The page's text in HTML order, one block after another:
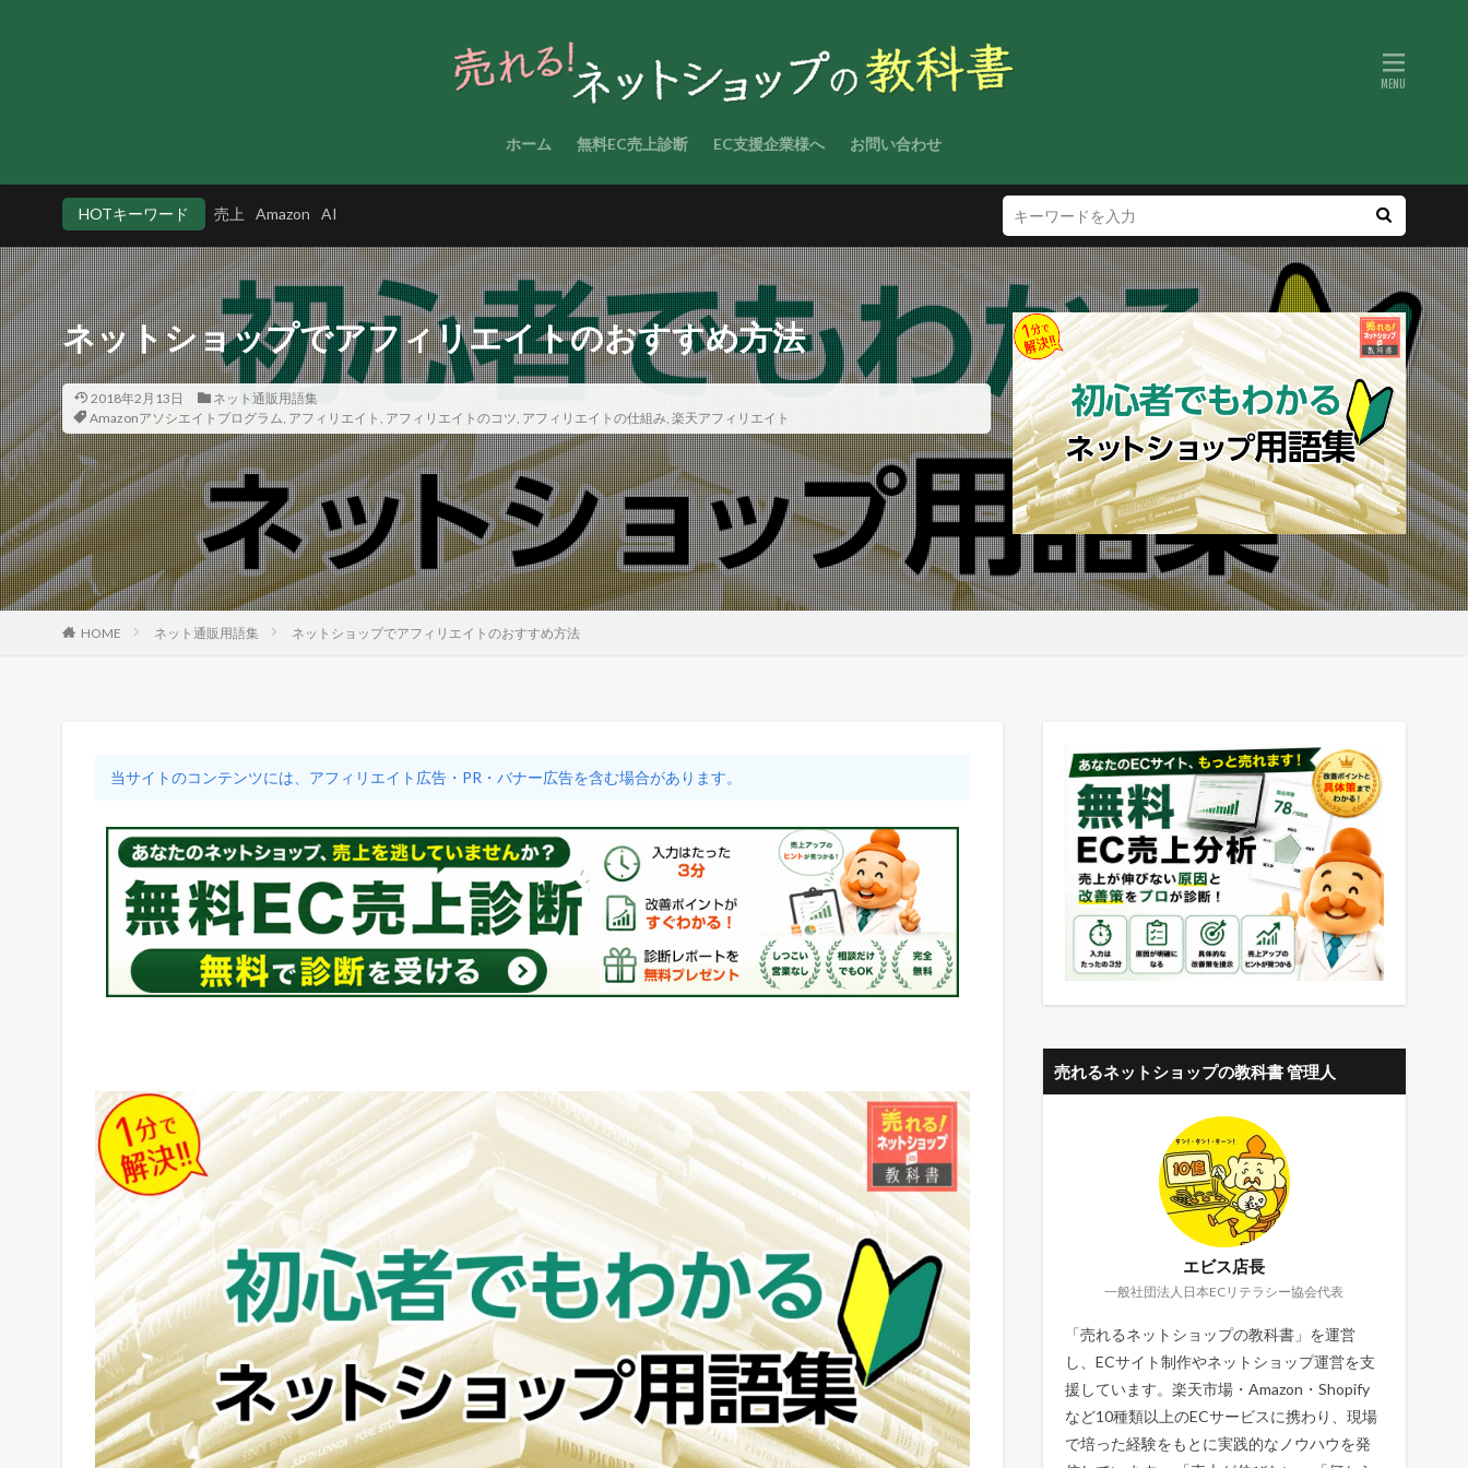
ホーム 無料EC売上診断 EC支援企業様へ お問い合わせ
HOTキーワード 売上 Amazon AI
ネットショップでアフィリエイトのおすすめ方法
2018年2月13日
ネット通販用語集
Amazonアソシエイトプログラム, アフィリエイト , アフィリエイトのコツ, アフィリエイトの仕組み, 楽天アフィリエイト
HOME ネット通販用語集 ネットショップでアフィリエイトのおすすめ方法
当サイトのコンテンツには、アフィリエイト広告・PR・バナー広告を含む場合があります。
売れるネットショップの教科書 管理人
エビス店長
一般社団法人日本ECリテラシー協会代表
「売れるネットショップの教科書」を運営
し、ECサイト制作やネットショップ運営を支
援しています。楽天市場・Amazon・Shopify
など10種類以上のECサービスに携わり、現場
で培った経験をもとに実践的なノウハウを発